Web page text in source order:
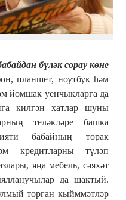
бүләк сорау көне
планшет, ноутбук һәм
йомшак уенчыкларга да
килгән хатлар шуны
теләкләре башка
бабайның торак
кредитларны түләп
яңа мебель, сәяхәт
да шактый.
торган кыйммәтләр